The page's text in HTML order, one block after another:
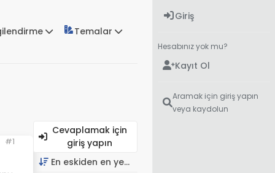
Temalar
#1
Cevaplamak için
giriş yapın
En eskiden en yeniye
Giriş
Hesabınız yok mu?
Kayıt Ol
Aramak için giriş yapın
veya kaydolun